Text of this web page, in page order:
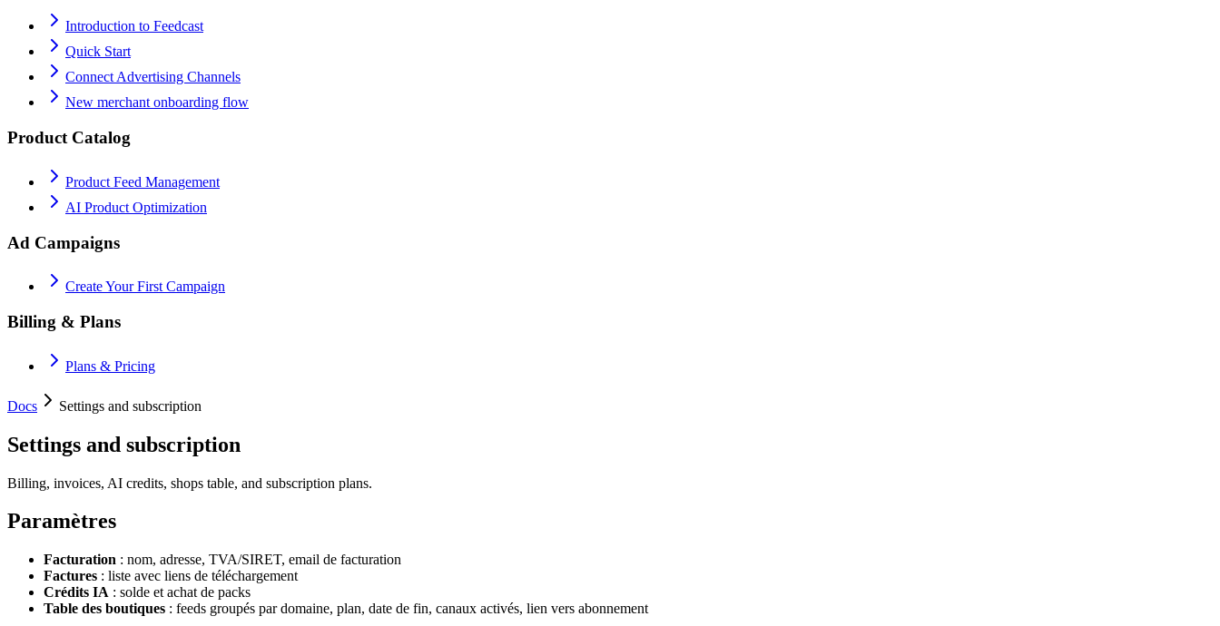
Introduction to Feedcast
Quick Start
Connect Advertising Channels
New merchant onboarding flow
Product Catalog
Product Feed Management
AI Product Optimization
Ad Campaigns
Create Your First Campaign
Billing & Plans
Plans & Pricing
Docs Settings and subscription
Settings and subscription
Billing, invoices, AI credits, shops table, and subscription plans.
Paramètres
Facturation : nom, adresse, TVA/SIRET, email de facturation
Factures : liste avec liens de téléchargement
Crédits IA : solde et achat de packs
Table des boutiques : feeds groupés par domaine, plan, date de fin, canaux activés, lien vers abonnement